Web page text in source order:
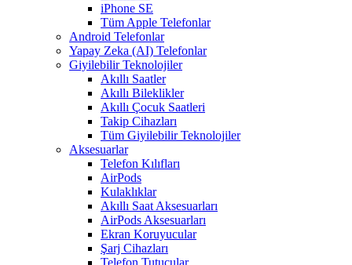
iPhone SE
Tüm Apple Telefonlar
Android Telefonlar
Yapay Zeka (AI) Telefonlar
Giyilebilir Teknolojiler
Akıllı Saatler
Akıllı Bileklikler
Akıllı Çocuk Saatleri
Takip Cihazları
Tüm Giyilebilir Teknolojiler
Aksesuarlar
Telefon Kılıfları
AirPods
Kulaklıklar
Akıllı Saat Aksesuarları
AirPods Aksesuarları
Ekran Koruyucular
Şarj Cihazları
Telefon Tutucular